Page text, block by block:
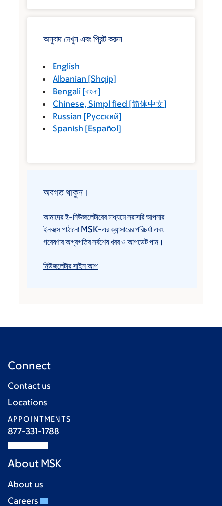
অনুবাদ দেখুন এবং প্রিন্ট করুন
English
Albanian [Shqip]
Bengali [বাংলা]
Chinese, Simplified [简体中文]
Russian [Русский]
Spanish [Español]
অবগত থাকুন।
আমাদের ই-নিউজলেটারের মাধ্যমে সরাসরি আপনার
ইনবক্সে পাঠানো MSK-এর ক্যান্সারের পরিচর্যা এবং
গবেষণার অগ্রগতির সর্বশেষ খবর ও আপডেট পান।
নিউজলেটার সাইন আপ
Connect
Contact us
Locations
APPOINTMENTS
877-331-1788
About MSK
About us
Careers